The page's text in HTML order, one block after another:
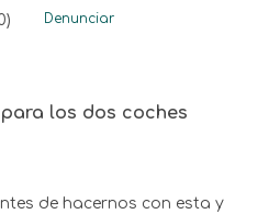
) Denunciar
los dos coches
de hacernos con esta y